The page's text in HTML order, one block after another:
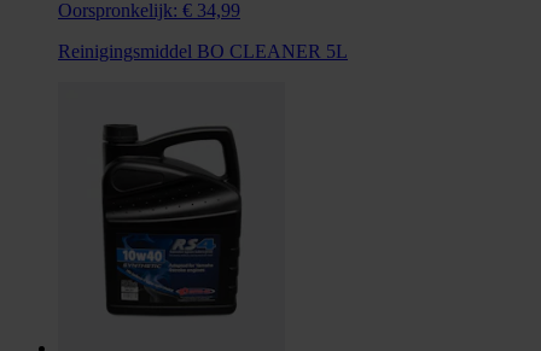
Oorspronkelijk: € 34,99
Reinigingsmiddel BO CLEANER 5L